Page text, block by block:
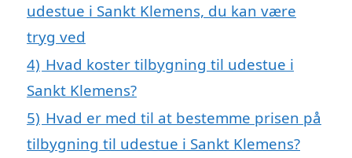
udestue i Sankt Klemens, du kan være
tryg ved
4) Hvad koster tilbygning til udestue i
Sankt Klemens?
5) Hvad er med til at bestemme prisen på
tilbygning til udestue i Sankt Klemens?